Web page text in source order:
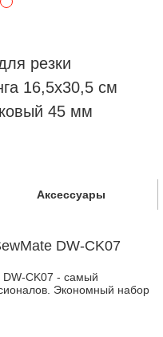
резки
16,5х30,5 см
45 мм
Аксессуары
DW-CK07
DW-CK07 - самый
Экономный набор